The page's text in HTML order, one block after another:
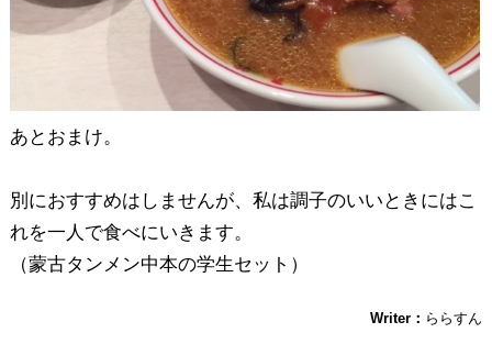
あとおまけ。
別におすすめはしませんが、私は調子のいいときにはこ
れを一人で食べにいきます。
（蒙古タンメン中本の学生セット）
Writer： ららすん